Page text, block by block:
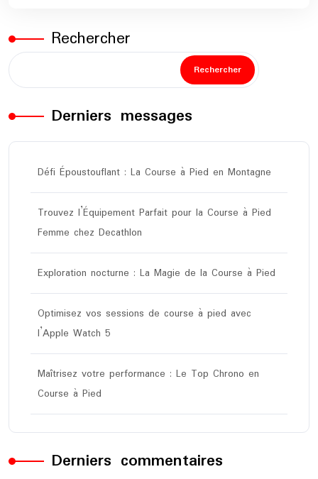
Rechercher
Rechercher
Derniers messages
Défi Époustouflant : La Course à Pied en Montagne
Trouvez l’Équipement Parfait pour la Course à Pied
Femme chez Decathlon
Exploration nocturne : La Magie de la Course à Pied
Optimisez vos sessions de course à pied avec
l’Apple Watch 5
Maîtrisez votre performance : Le Top Chrono en
Course à Pied
Derniers commentaires